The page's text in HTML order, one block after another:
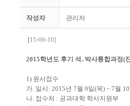
작성자 관리자
[15-06-10]
2015학년도 후기 석․박사통합과정(
1) 원서접수
가. 일시: 2015년 7월 9일(목) ~ 7월
나. 접수처 : 공과대학 학사지원부